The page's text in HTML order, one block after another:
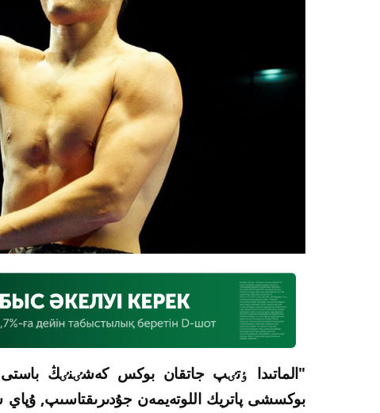
"الماتىدا ٶتٸپ جاتقان بوكس كەشٸنٸڭ باستى
بوكسشى پاتريك اللوتەيمەن جۇدىرىقتاسىپ,